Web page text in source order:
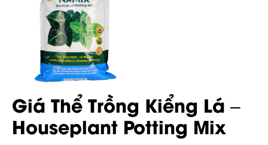
Giá Thể Trồng Kiểng Lá –
Houseplant Potting Mix